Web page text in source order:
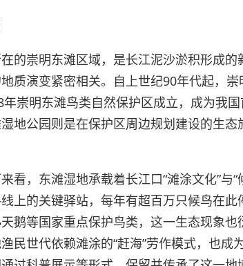
的崇明东滩区域，是长江泥沙淤积形成
质演变紧密相关。自上世纪90年代起，
年崇明东滩鸟类自然保护区成立，成为我
地公园则是在保护区周边规划建设的生
看，东滩湿地承载着长江口“滩涂文化”与
上的关键驿站，每年有超百万只候鸟在
鹅等国家重点保护鸟类，这一生态现象也
民世代依赖滩涂的“赶海”劳作模式，也成